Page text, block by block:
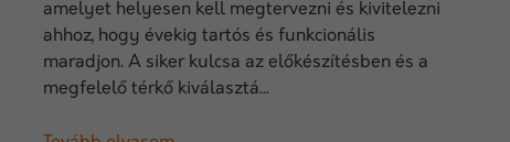
amelyet helyesen kell megtervezni és kivitelezni
ahhoz, hogy évekig tartós és funkcionális
maradjon. A siker kulcsa az előkészítésben és a
megfelelő térkő kiválasztá...